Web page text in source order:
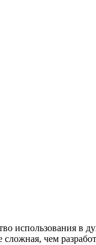
использования в
чем